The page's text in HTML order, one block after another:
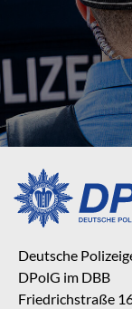
Deutsche
DPolG im DBB
Friedrichstraße